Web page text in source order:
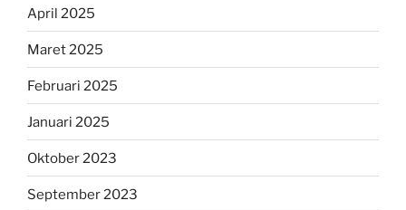
April 2025
Maret 2025
Februari 2025
Januari 2025
Oktober 2023
September 2023